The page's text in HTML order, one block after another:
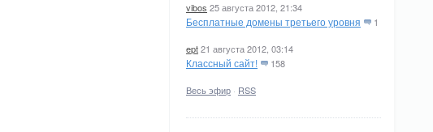
vibos 25 августа 2012, 21:34
Бесплатные домены третьего уровня 1
ept21 августа 2012, 03:14
Классный сайт! 158
Весь эфир · RSS